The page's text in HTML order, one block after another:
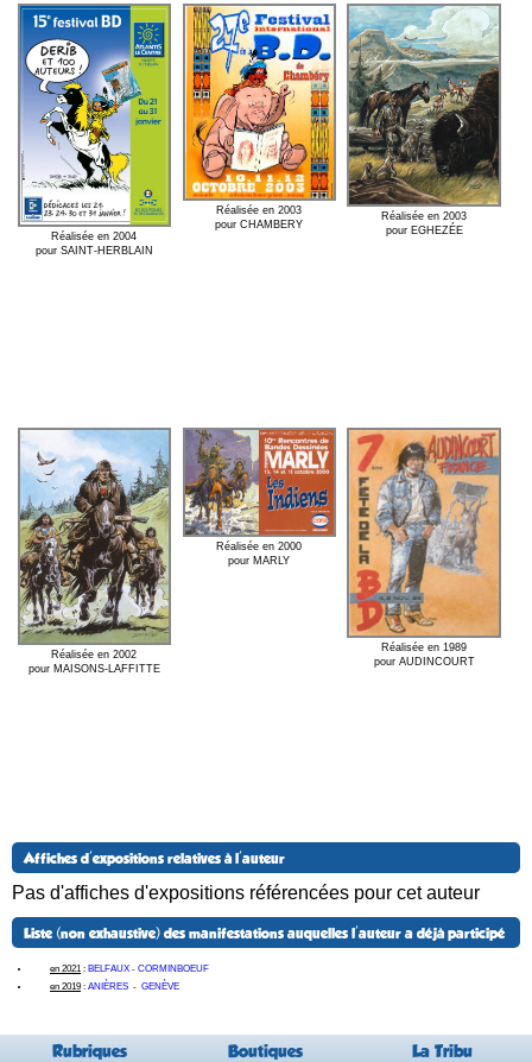
Réalisée en 2004
pour SAINT-HERBLAIN
Réalisée en 2003
pour CHAMBERY
Réalisée en 2003
pour EGHEZÉE
Réalisée en 2002
pour MAISONS-LAFFITTE
Réalisée en 2000
pour MARLY
Réalisée en 1989
pour AUDINCOURT
Affiches d'expositions relatives à l'auteur
Pas d'affiches d'expositions référencées pour cet auteur
Liste (non exhaustive) des manifestations auquelles l'auteur a déjà participé
en 2021 : BELFAUX - CORMINBOEUF
en 2019 : ANIÈRES - GENÈVE
Rubriques Boutiques La Tribu